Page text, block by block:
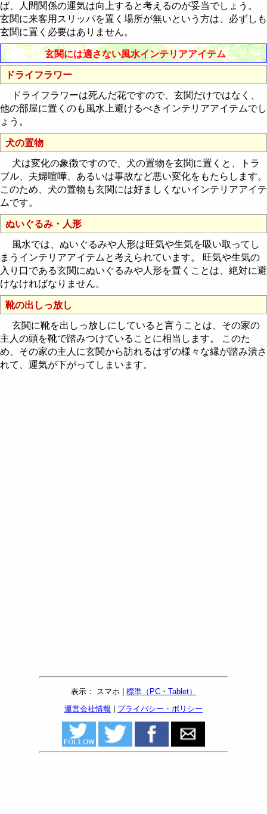
ば、人間関係の運気は向上すると考えるのが妥当でしょう。
玄関に来客用スリッパを置く場所が無いという方は、必ずしも
玄関に置く必要はありません。
玄関には適さない風水インテリアアイテム
ドライフラワー
ドライフラワーは死んだ花ですので、玄関だけではなく、
他の部屋に置くのも風水上避けるべきインテリアアイテムでし
ょう。
犬の置物
犬は変化の象徴ですので、犬の置物を玄関に置くと、トラ
ブル、夫婦喧嘩、あるいは事故など悪い変化をもたらします。
このため、犬の置物も玄関には好ましくないインテリアアイテ
ムです。
ぬいぐるみ・人形
風水では、ぬいぐるみや人形は旺気や生気を吸い取ってし
まうインテリアアイテムと考えられています。 旺気や生気の
入り口である玄関にぬいぐるみや人形を置くことは、絶対に避
けなければなりません。
靴の出しっ放し
玄関に靴を出しっ放しにしていると言うことは、その家の
主人の頭を靴で踏みつけていることに相当します。 このた
め、その家の主人に玄関から訪れるはずの様々な縁が踏み潰さ
れて、運気が下がってしまいます。
表示： スマホ | 標準（PC・Tablet）
運営会社情報
プライバシー・ポリシー